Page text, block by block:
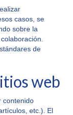
casos, se
sobre la
de
web
contenido
etc.). El